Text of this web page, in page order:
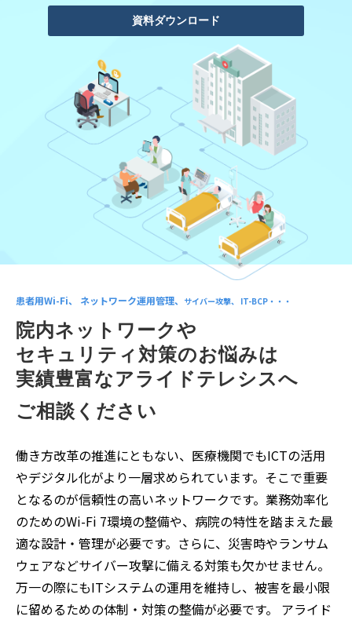
資料ダウンロード
患者用Wi-Fi、 ネットワーク運用管理、 サイバー攻撃、 IT-BCP・・・
院内ネットワークや
セキュリティ対策のお悩みは
実績豊富なアライドテレシスへ
ご相談ください
働き方改革の推進にともない、医療機関でもICTの活用
やデジタル化がより一層求められています。そこで重要
となるのが信頼性の高いネットワークです。業務効率化
のためのWi-Fi 7環境の整備や、病院の特性を踏まえた最
適な設計・管理が必要です。さらに、災害時やランサム
ウェアなどサイバー攻撃に備える対策も欠かせません。
万一の際にもITシステムの運用を維持し、被害を最小限
に留めるための体制・対策の整備が必要です。 アライド